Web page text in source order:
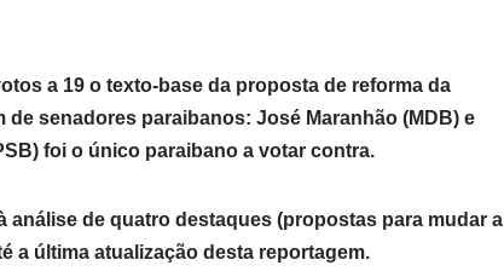
a 19 o texto-base da proposta de reforma da
senadores paraibanos: José Maranhão (MDB) e
foi o único paraibano a votar contra.
análise de quatro destaques (propostas para mudar a
a última atualização desta reportagem.